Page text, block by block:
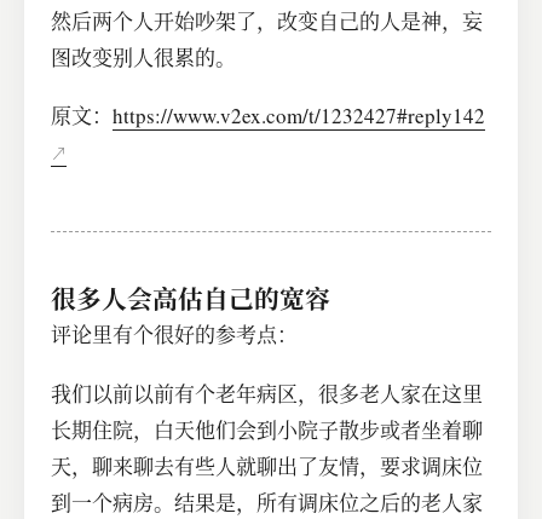
然后两个人开始吵架了，改变自己的人是神，妄
图改变别人很累的。
原文：https://www.v2ex.com/t/1232427#reply142
很多人会高估自己的宽容
评论里有个很好的参考点：
我们以前以前有个老年病区，很多老人家在这里
长期住院，白天他们会到小院子散步或者坐着聊
天，聊来聊去有些人就聊出了友情，要求调床位
到一个病房。结果是，所有调床位之后的老人家